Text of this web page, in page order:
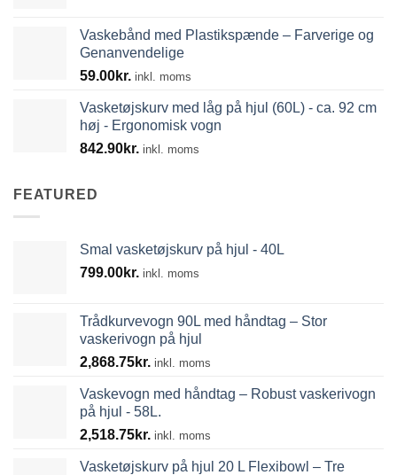
Vaskebånd med Plastikspænde – Farverige og
Genanvendelige
59.00kr. inkl. moms
Vasketøjskurv med låg på hjul (60L) - ca. 92 cm
høj - Ergonomisk vogn
842.90kr. inkl. moms
FEATURED
Smal vasketøjskurv på hjul - 40L
799.00kr. inkl. moms
Trådkurvevogn 90L med håndtag – Stor
vaskerivogn på hjul
2,868.75kr. inkl. moms
Vaskevogn med håndtag – Robust vaskerivogn
på hjul - 58L.
2,518.75kr. inkl. moms
Vasketøjskurv på hjul 20 L Flexibowl – Tre